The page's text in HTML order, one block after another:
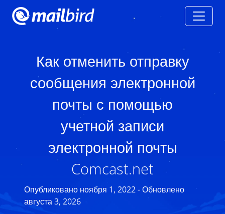
Как отменить отправку
сообщения электронной
почты с помощью
учетной записи
электронной почты
Comcast.net
Опубликовано ноября 1, 2022 - Обновлено
августа 3, 2026